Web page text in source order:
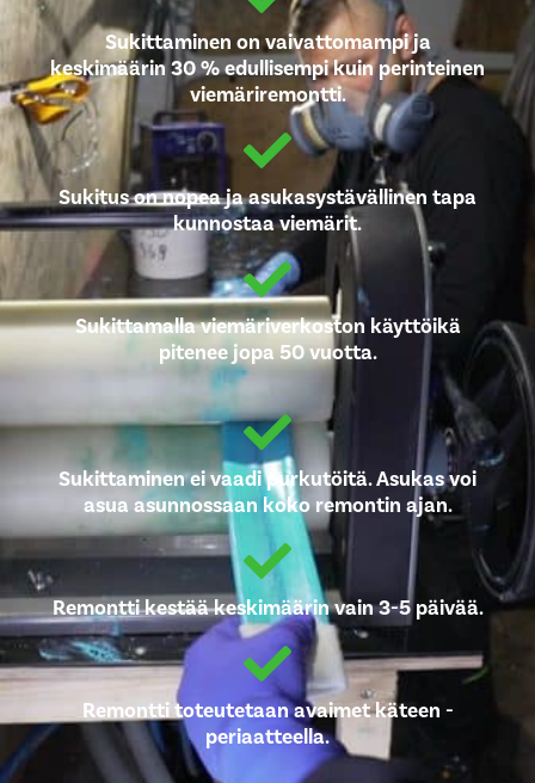
Sukittaminen on vaivattomampi ja
keskimäärin 30 % edullisempi kuin perinteinen
viemäriremontti.
Sukitus on nopea ja asukasystävällinen tapa
kunnostaa viemärit.
Sukittamalla viemäriverkoston käyttöikä
pitenee jopa 50 vuotta.
Sukittaminen ei vaadi purkutöitä. Asukas voi
asua asunnossaan koko remontin ajan.
Remontti kestää keskimäärin vain 3-5 päivää.
Remontti toteutetaan avaimet käteen -
periaatteella.